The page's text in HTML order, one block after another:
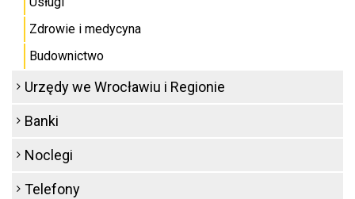
Zdrowie i medycyna
Budownictwo
Urzędy we Wrocławiu i Regionie
Banki
Noclegi
Telefony